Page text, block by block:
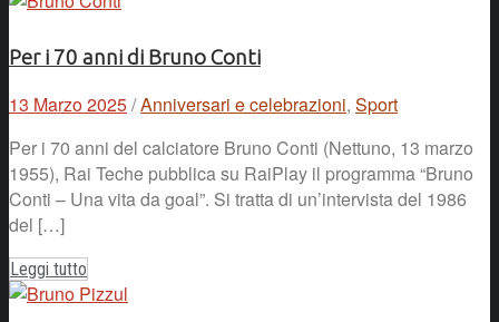
Per i 70 anni di Bruno Conti
13 Marzo 2025/Anniversari e celebrazioni, Sport
Per i 70 anni del calciatore Bruno Conti (Nettuno, 13 marzo
1955), Rai Teche pubblica su RaiPlay il programma “Bruno
Conti – Una vita da goal”. Si tratta di un’intervista del 1986
del […]
Leggi tutto